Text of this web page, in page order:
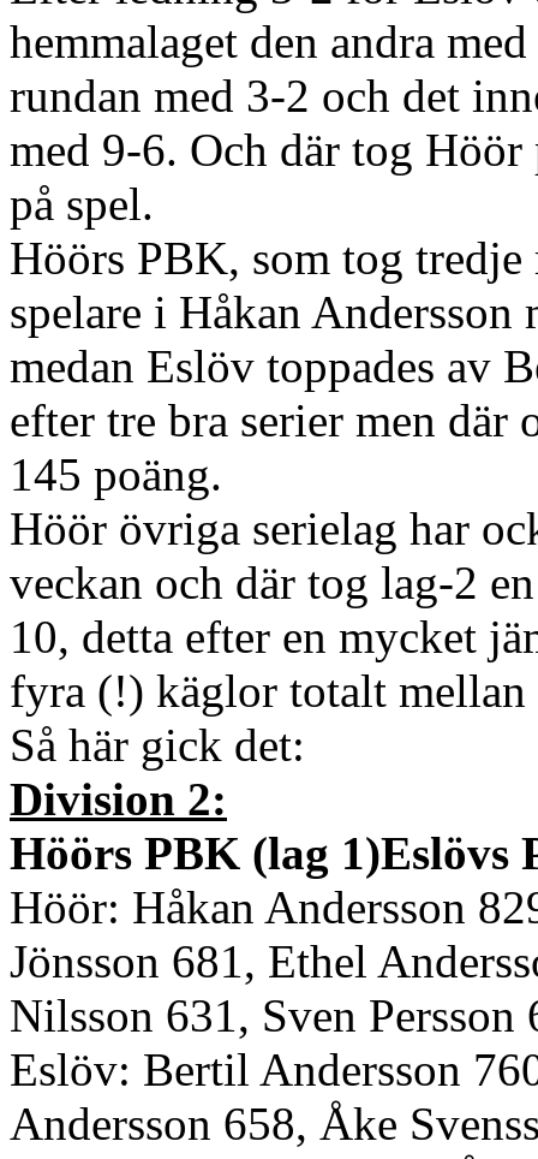
hemmalaget den andra
rundan med 3-2 och det
med 9-6. Och där tog
på spel.
Höörs PBK, som tog tredje
spelare i Håkan
medan Eslöv toppades av
efter tre bra serier men
145 poäng.
Höör övriga serielag har
veckan och där tog lag-2
10, detta efter en mycket
fyra (!) käglor totalt mellan
Så här gick det:
Division 2:
Höörs PBK (lag 1)Eslövs
Höör: Håkan Andersson
Jönsson 681, Ethel
Nilsson 631, Sven
Eslöv: Bertil Andersson
Andersson 658, Åke